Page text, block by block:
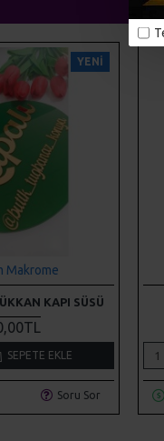
YENI
Makrome
KAPI SÜSÜ
SEPETE EKLE
Soru Sor